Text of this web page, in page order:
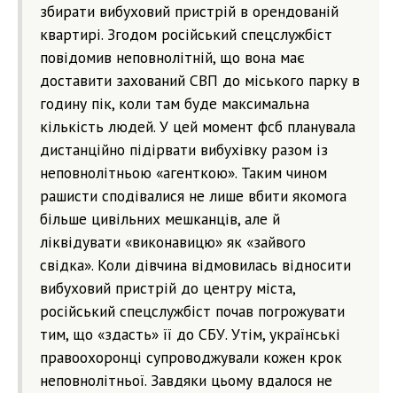
збирати вибуховий пристрій в орендованій
квартирі. Згодом російський спецслужбіст
повідомив неповнолітній, що вона має
доставити захований СВП до міського парку в
годину пік, коли там буде максимальна
кількість людей. У цей момент фсб планувала
дистанційно підірвати вибухівку разом із
неповнолітньою «агенткою». Таким чином
рашисти сподівалися не лише вбити якомога
більше цивільних мешканців, але й
ліквідувати «виконавицю» як «зайвого
свідка». Коли дівчина відмовилась відносити
вибуховий пристрій до центру міста,
російський спецслужбіст почав погрожувати
тим, що «здасть» її до СБУ. Утім, українські
правоохоронці супроводжували кожен крок
неповнолітньої. Завдяки цьому вдалося не